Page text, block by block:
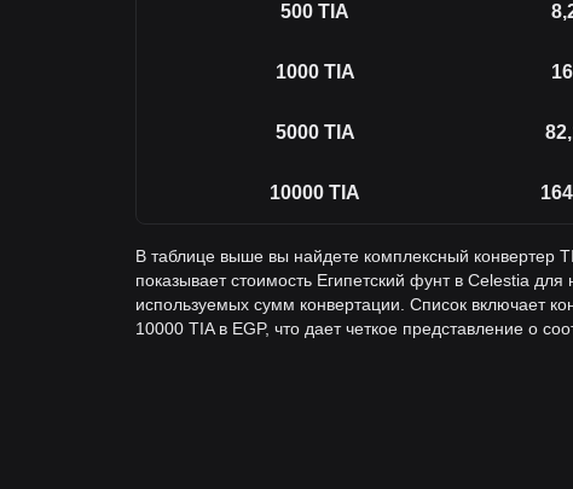
500 TIA
1000 TIA
5000 TIA
10000 TIA
В таблице выше вы найдете комплексный конвертер
показывает стоимость Египетский фунт в Celestia для
используемых сумм конвертации. Список включает
10000 TIA в EGP, что дает четкое представление о